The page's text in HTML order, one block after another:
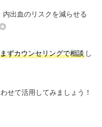
出血のリスクを減らせる
◎
まずカウンセリングで相談し
せて活用してみましょう！